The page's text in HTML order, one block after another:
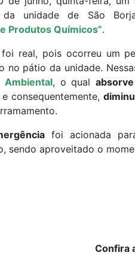
da unidade de São
Produtos Químicos”.
real, pois ocorreu um
no pátio da unidade.
, o qual
consequentemente,
foi acionada
sendo aproveitado o
Confira